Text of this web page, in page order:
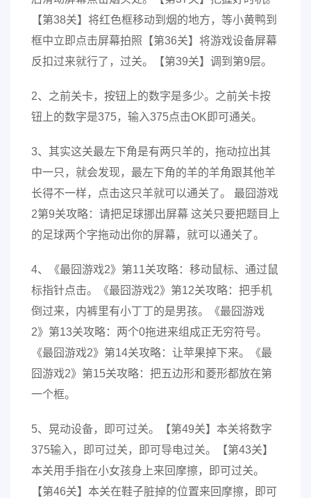
【第38关】将红色框移动到烟的地方，等小黄鸭到
框中立即点击屏幕拍照【第36关】将游戏设备屏幕
反扣过来就行了，过关。【第39关】调到第9层。
2、之前关卡，按钮上的数字是多少。之前关卡按
钮上的数字是375，输入375点击OK即可通关。
3、其实这关最左下角是有两只羊的，拖动拉出其
中一只，就会发现，最左下角的羊的羊角跟其他羊
长得不一样，点击这只羊就可以通关了。 最囧游戏
2第9关攻略：请把足球挪出屏幕 这关只要把题目上
的足球两个字拖动出你的屏幕，就可以通关了。
4、《最囧游戏2》第11关攻略：移动鼠标、通过鼠
标指针点击。《最囧游戏2》第12关攻略：把手机
倒过来，内裤里有小丁丁的是男孩。《最囧游戏
2》第13关攻略：两个0拖进来组成正无穷符号。
《最囧游戏2》第14关攻略：让苹果掉下来。《最
囧游戏2》第15关攻略：把五边形和菱形都放在第
一个框。
5、晃动设备，即可过关。【第49关】本关将数字
375输入，即可过关，即可导电过关。【第43关】
本关用手指在小女孩身上来回摩擦，即可过关。
【第46关】本关在鞋子脏掉的位置来回摩擦，即可